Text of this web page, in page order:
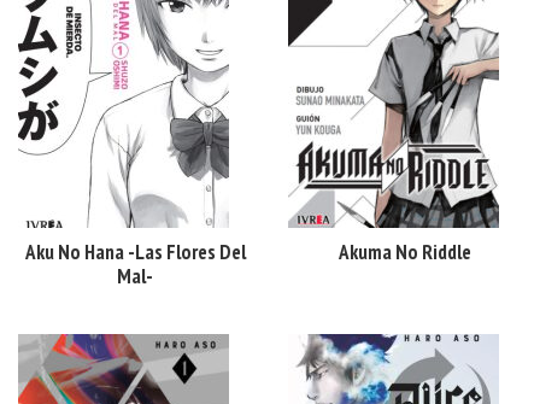
Aku No Hana -Las Flores Del
Mal-
Akuma No Riddle